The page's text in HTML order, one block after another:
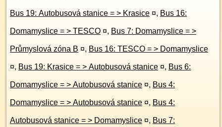
Bus 19: Autobusová stanice = > Krasice ¤, Bus 16:
Domamyslice = > TESCO ¤, Bus 7: Domamyslice = >
Průmyslová zóna B ¤, Bus 16: TESCO = > Domamyslice
¤, Bus 19: Krasice = > Autobusová stanice ¤, Bus 6:
Domamyslice = > Autobusová stanice ¤, Bus 4:
Domamyslice = > Autobusová stanice ¤, Bus 4:
Autobusová stanice = > Domamyslice ¤, Bus 7: